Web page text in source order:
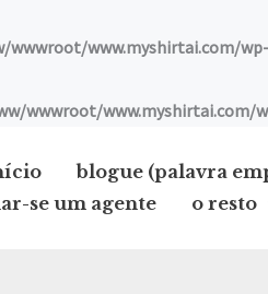
wwwroot/www.myshirtai.com/
wwwroot/
blogue (palavra
se um agente
o resto